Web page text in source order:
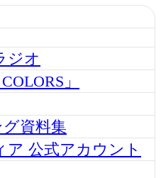
ジオ
」
資料集
ア 公式アカウント